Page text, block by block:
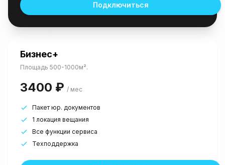
Подключиться
Бизнес+
Площадь 500-1000м².
3400 ₽ / мес
Пакет юр. документов
1 локация вещания
Все функции сервиса
Техподдержка